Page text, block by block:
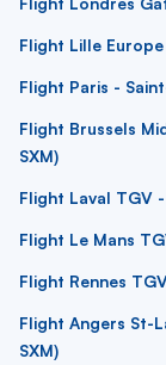
Flight Lille
Flight Paris -
Flight Brussels
SXM)
Flight Laval TGV
Flight Le Mans
Flight Rennes
Flight Angers St-
SXM)